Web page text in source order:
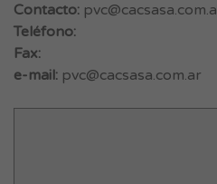
Contacto:
Teléfono:
Fax:
e-mail: pvc@cacsasa.com.ar